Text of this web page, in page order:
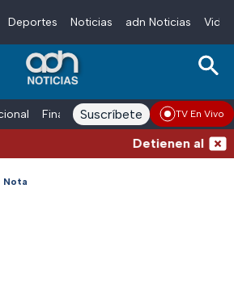
Deportes Noticias adn Noticias
Finanzas adn Noticias Radio
Suscríbete TV En Vivo
Detienen al
Nota